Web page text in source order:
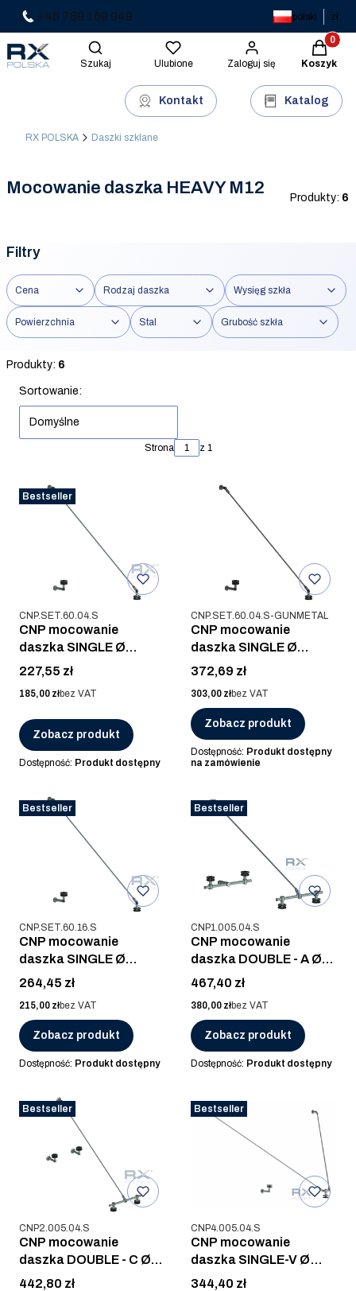
+48 789 169 949 polski zł
Otwórz wyszukiwarkę
Szukaj Ulubione Zaloguj się Koszyk
Kontakt Katalog
RX POLSKA Daszki szklane
Mocowanie daszka HEAVY M12
Produkty: 6
Filtry
Cena Rodzaj daszka Wysięg szkła
Powierzchnia Stal Grubość szkła
Koniec filtrów
Produkty: 6
Lista produktów
Sortowanie:
Domyślne
Strona z 1
Bestseller
Kod produktu
CNP.SET.60.04.S
CNP mocowanie
daszka SINGLE Ø
60mm, AISI 304, SZLIF
Cena
227,55 zł
Cena
185,00 złbez VAT
Zobacz produkt
Dostępność: Produkt dostępny
Kod produktu
CNP.SET.60.04.S-GUNMETAL
CNP mocowanie
daszka SINGLE Ø
60mm, AISI 304, SZLIF
GUNMETAL
Cena
372,69 zł
Cena
303,00 złbez VAT
Zobacz produkt
Dostępność: Produkt dostępny
na zamówienie
Bestseller
Kod produktu
CNP.SET.60.16.S
CNP mocowanie
daszka SINGLE Ø
60mm, AISI 316, SZLIF
Cena
264,45 zł
Cena
215,00 złbez VAT
Zobacz produkt
Dostępność: Produkt dostępny
Bestseller
Kod produktu
CNP1.005.04.S
CNP mocowanie
daszka DOUBLE - A Ø
60mm, AISI 304, SZLIF
Cena
467,40 zł
Cena
380,00 złbez VAT
Zobacz produkt
Dostępność: Produkt dostępny
Bestseller
Kod produktu
CNP2.005.04.S
CNP mocowanie
daszka DOUBLE - C Ø
60mm, AISI 304, SZLIF
Cena
442,80 zł
Bestseller
Kod produktu
CNP4.005.04.S
CNP mocowanie
daszka SINGLE-V Ø
60mm, AISI 304, SZLIF
Cena
344,40 zł